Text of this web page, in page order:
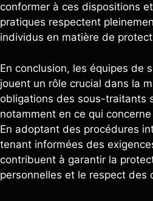
conformer à ces dispositions
pratiques respectent
individus en matière de
En conclusion, les équipes de
jouent un rôle crucial dans la
obligations des sous-traitants
notamment en ce qui
En adoptant des procédures
tenant informées des
contribuent à garantir la
personnelles et le respect des